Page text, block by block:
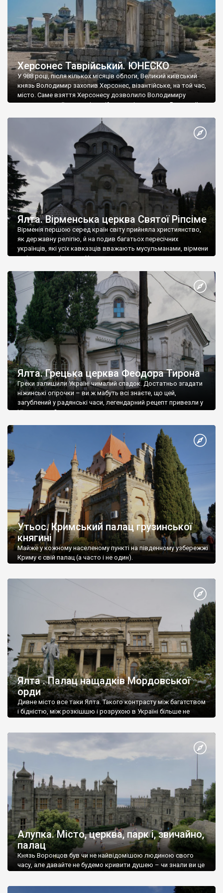
Херсонес Таврійський. ЮНЕСКО
У 988 році, після кількох місяців облоги, Великий київський
князь Володимир захопив Херсонес, візантійське, на той час,
місто. Саме взяття Херсонесу дозволило Володимиру
диктувати свої умови візантійському імператору Василю ІІ, та
Херсонесі Володимир-язичник, став Василем-християнином.
А потім було Хрещення Русі. На честь Херсонесу Таврійського
Ялта. Вірменська церква Святої Ріпсіме
Вірменія першою серед країн світу прийняла християнство,
як державну релігію, й на подив багатьох пересічних
українців, які усіх кавказців вважають мусульманами, вірмени
є відданими вірянами Христа
Ялта. Грецька церква Феодора Тирона
Греки залишили Україні чималий спадок. Достатньо згадати
ніжинські огірочки – ви ж мабуть всі знаєте, що цей,
загублений у радянські часи, легендарний рецепт привезли у
Ніжин греки?
Утьос. Кримський палац грузинської
княгині
Майже у кожному населеному пункті на південному узбережжі
Криму є свій палац (а часто і не один).
Ялта . Палац нащадків Мордовської
орди
Дивне місто все таки Ялта. Такого контрасту між багатством
і бідністю, між розкішшю і розрухою в Україні більше не
Алупка. Місто, церква, парк і, звичайно,
палац
Князь Воронцов був чи не найвідомішою людиною свого
часу, але давайте не будемо кривити душею – чи знали ви це